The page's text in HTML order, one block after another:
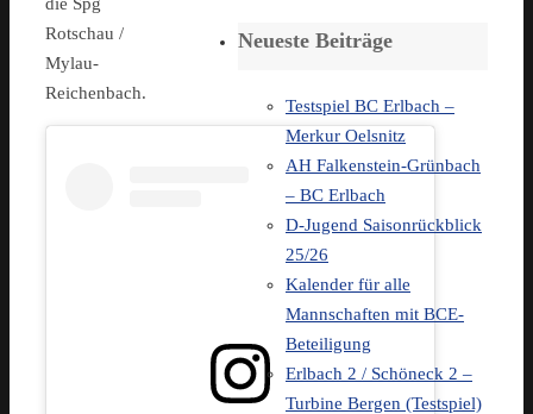
die Spg
Rotschau /
Mylau-
Reichenbach.
Neueste Beiträge
Testspiel BC Erlbach –
Merkur Oelsnitz
AH Falkenstein-Grünbach
– BC Erlbach
D-Jugend Saisonrückblick
25/26
Kalender für alle
Mannschaften mit BCE-
Beteiligung
Erlbach 2 / Schöneck 2 –
Turbine Bergen (Testspiel)